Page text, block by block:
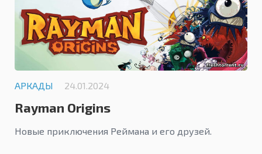
АРКАДЫ 24.01.2024
Rayman Origins
Новые приключения Реймана и его друзей.